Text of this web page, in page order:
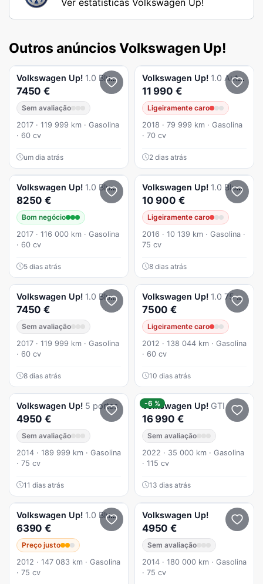
Outros anúncios Volkswagen Up!
Volkswagen Up! 1.0 BlueMotion Move AC 60cv
7450 €
Sem avaliação
2017 · 119 999 km · Gasolina
· 60 cv
um dia atrás
Volkswagen Up! 1.0 Automatico 69000km
11 990 €
Ligeiramente caro
2018 · 79 999 km · Gasolina
· 70 cv
2 dias atrás
Volkswagen Up! 1.0 BlueMotion Move
8250 €
Bom negócio
2017 · 116 000 km · Gasolina
· 60 cv
5 dias atrás
Volkswagen Up! 1.0 BlueMotion High
10 900 €
Ligeiramente caro
2016 · 10 139 km · Gasolina ·
75 cv
8 dias atrás
Volkswagen Up! 1.0 BlueMotion Move AC 60cv
7450 €
Sem avaliação
2017 · 119 999 km · Gasolina
· 60 cv
8 dias atrás
Volkswagen Up! 1.0 75 CV
7500 €
Ligeiramente caro
2012 · 138 044 km · Gasolina
· 60 cv
10 dias atrás
Volkswagen Up! 5 portas
4950 €
Sem avaliação
2014 · 189 999 km · Gasolina
· 75 cv
11 dias atrás
-6 %
Volkswagen Up! GTI
16 990 €
Sem avaliação
2022 · 35 000 km · Gasolina
· 115 cv
13 dias atrás
Volkswagen Up! 1.0 BlueMotion Move
6390 €
Preço justo
2012 · 147 083 km · Gasolina
· 75 cv
Volkswagen Up!
4950 €
Sem avaliação
2014 · 180 000 km · Gasolina
· 75 cv